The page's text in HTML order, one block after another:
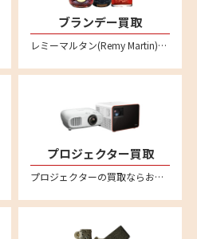
ブランデー買取
レミーマルタン(Remy Martin)、ヘネシー(Hennessy)、カミュ(CAMUS)など各種コニャックの買取ならぜひリムーブへ。バカラボトルの高級コニャックは特に高額買取強化中です
プロジェクター買取
プロジェクターの買取ならお任せください！全国対応の宅配買取でカンタン買取。ご不要になったエプソンやソニー、キャノン、アンカー、ベンキューなど幅広いメーカーのプロジェクターの売却はリムーブへ。買取相場価格のご相談もお待ちしております。